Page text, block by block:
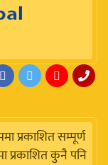
प्रकाशित सम्पूर्ण
प्रकाशित कुनै पनि